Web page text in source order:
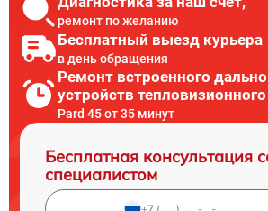
ремонт по желанию
Бесплатный выезд курьера
в день обращения
Ремонт встроенного
устройств
Pard 45 от 35 минут
Бесплатная консультация
специалистом